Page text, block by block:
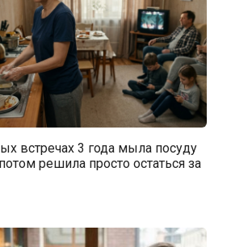
встречах 3 года мыла посуду
решила просто остаться за